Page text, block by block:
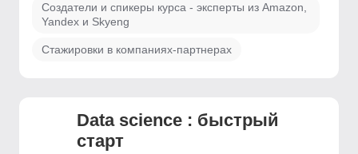
Создатели и спикеры курса - эксперты из Amazon,
Yandex и Skyeng
Стажировки в компаниях-партнерах
Data science : быстрый
старт